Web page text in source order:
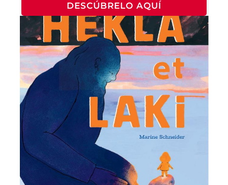
DESCÚBRELO AQUÍ